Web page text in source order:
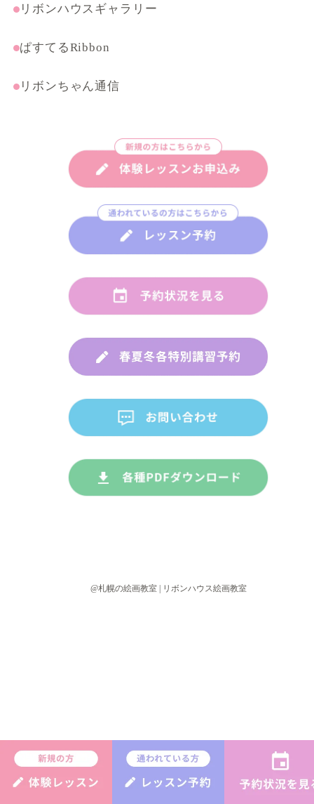
リボンハウスギャラリー
ぱすてるRibbon
リボンちゃん通信
@札幌の絵画教室 | リボンハウス絵画教室